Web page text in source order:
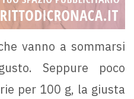
vanno a sommarsi
Seppure poco
per 100 g, la giusta